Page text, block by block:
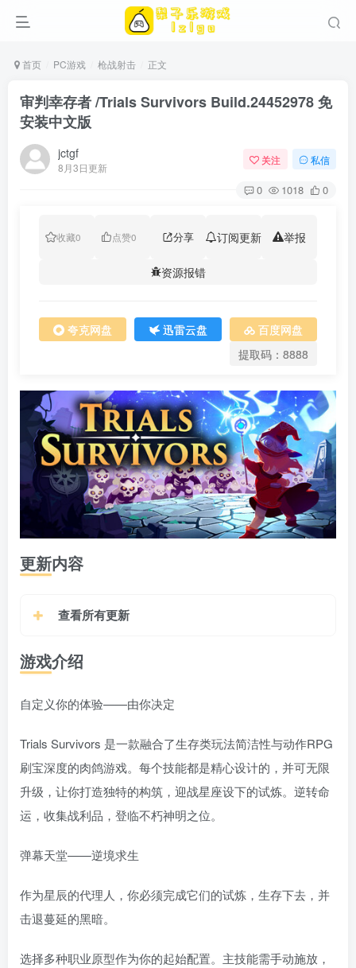
首页 PC游戏 枪战射击 正文
审判幸存者 /Trials Survivors Build.24452978 免
安装中文版
jctgf
8月3日更新
关注 私信
0 1018 0
收藏0 点赞0 分享 订阅更新 举报
资源报错
夸克网盘 迅雷云盘
百度网盘
提取码：8888
更新内容
查看所有更新
游戏介绍
自定义你的体验——由你决定
Trials Survivors 是一款融合了生存类玩法简洁性与动作RPG
刷宝深度的肉鸽游戏。每个技能都是精心设计的，并可无限
升级，让你打造独特的构筑，迎战星座设下的试炼。逆转命
运，收集战利品，登临不朽神明之位。
弹幕天堂——逆境求生
作为星辰的代理人，你必须完成它们的试炼，生存下去，并
击退蔓延的黑暗。
选择多种职业原型作为你的起始配置。主技能需手动施放，